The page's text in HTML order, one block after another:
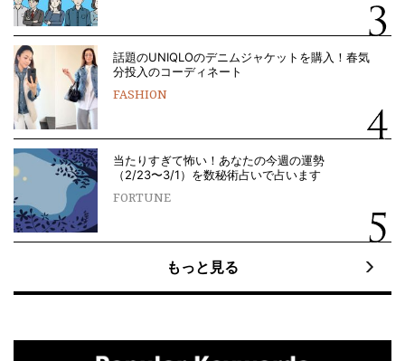
話題のUNIQLOのデニムジャケットを購入！春気
分投入のコーディネート
FASHION
当たりすぎて怖い！あなたの今週の運勢
（2/23〜3/1）を数秘術占いで占います
FORTUNE
もっと見る